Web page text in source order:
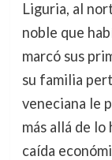
Liguria, al
noble que
marcó sus
su familia
veneciana le
más allá de lo
caída